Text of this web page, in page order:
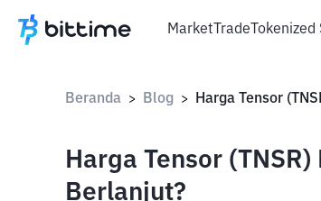
MarketTradeTokenized
Beranda > Blog >
Harga Tensor
Berlanjut?